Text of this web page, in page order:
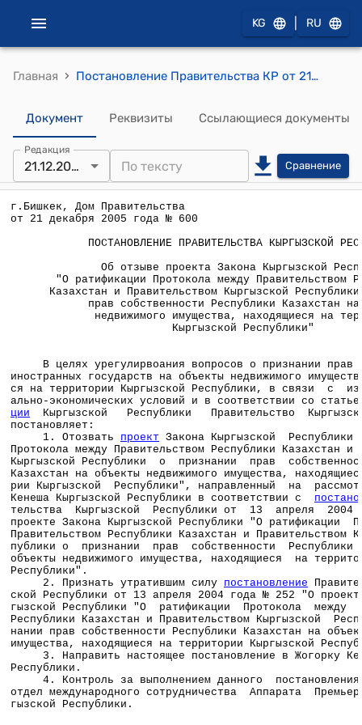
KG RU
Главная › Постановление Правительства КР от 21 декабря 2005 года № 600 "Об отзыве проекта Закона Кыргызской Республики "О ратификации Протокола между Правительством Республики Казахстан и Правительством Кыргызской Республики о признании прав собственности Республики Казахстан на объекты недвижимого имущества, находящиеся на территории Кыргызской Республики"
Документ Реквизиты Ссылающиеся документы
Редакция
21.12.2005 Сравнение